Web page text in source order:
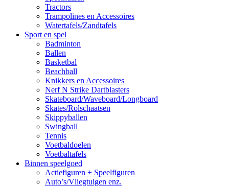
Tractors
Trampolines en Accessoires
Watertafels/Zandtafels
Sport en spel
Badminton
Ballen
Basketbal
Beachball
Knikkers en Accessoires
Nerf N Strike Dartblasters
Skateboard/Waveboard/Longboard
Skates/Rolschaatsen
Skippyballen
Swingball
Tennis
Voetbaldoelen
Voetbaltafels
Binnen speelgoed
Actiefiguren + Speelfiguren
Auto’s/Vliegtuigen enz.